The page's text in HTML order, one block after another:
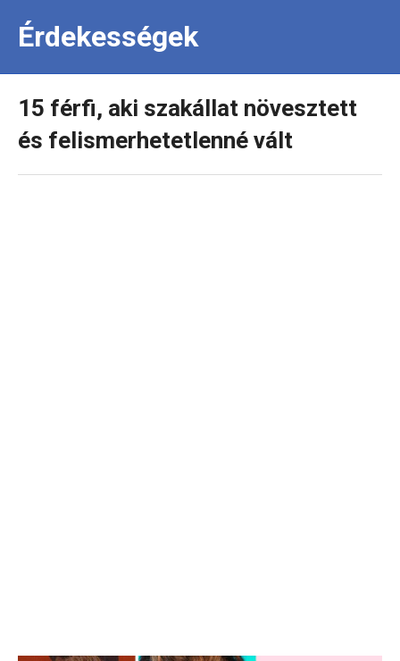
Érdekességek
15 férfi, aki szakállat növesztett
és felismerhetetlenné vált